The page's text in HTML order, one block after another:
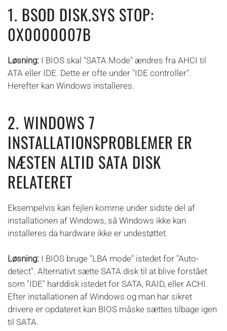
1. BSOD DISK.SYS STOP:
0X0000007B
Løsning: I BIOS skal "SATA Mode" ændres fra AHCI til
ATA eller IDE. Dette er ofte under "IDE controller".
Herefter kan Windows installeres.
2. WINDOWS 7
INSTALLATIONSPROBLEMER ER
NÆSTEN ALTID SATA DISK
RELATERET
Eksempelvis kan fejlen komme under sidste del af
installationen af Windows, så Windows ikke kan
installeres da hardware ikke er undestøttet.
Løsning: I BIOS bruge "LBA mode" istedet for "Auto-
detect". Alternativt sætte SATA disk til at blive forstået
som "IDE" harddisk istedet for SATA, RAID, eller ACHI.
Efter installationen af Windows og man har sikret
drivere er opdateret kan BIOS måske sættes tilbage igen
til SATA.